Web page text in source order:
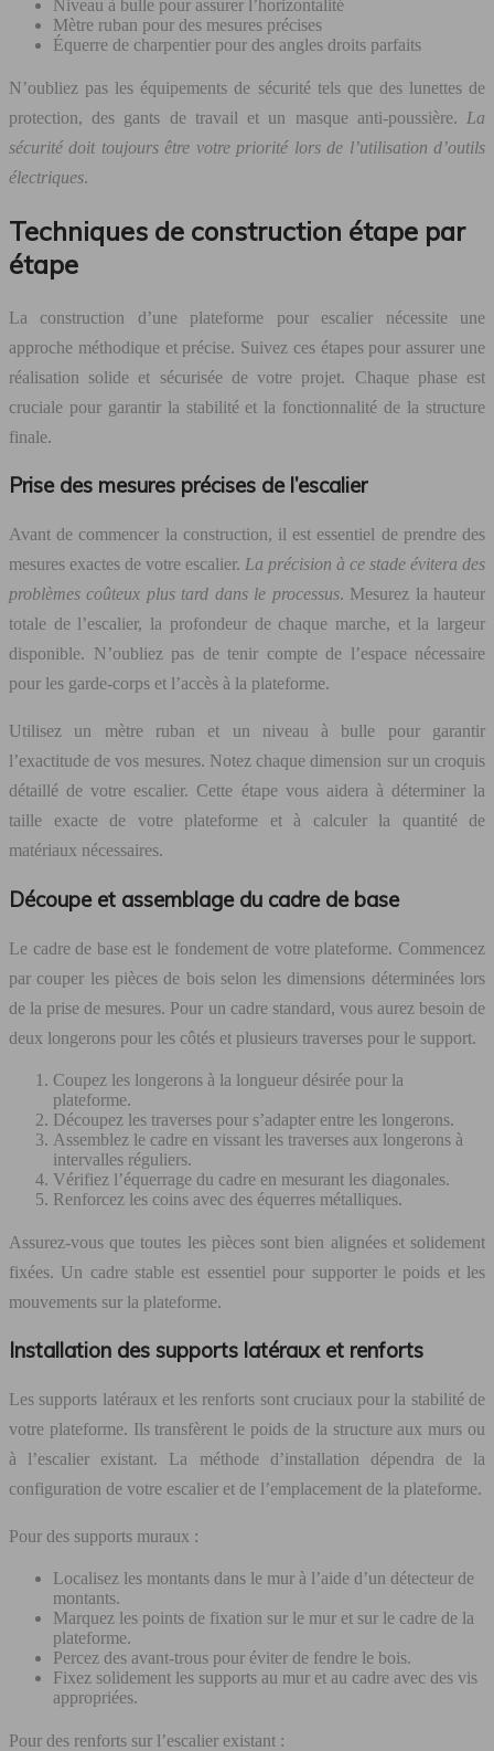
Niveau à bulle pour assurer l’horizontalité
Mètre ruban pour des mesures précises
Équerre de charpentier pour des angles droits parfaits
N’oubliez pas les équipements de sécurité tels que des lunettes de
protection, des gants de travail et un masque anti-poussière. La
sécurité doit toujours être votre priorité lors de l’utilisation d’outils
électriques.
Techniques de construction étape par
étape
La construction d’une plateforme pour escalier nécessite une
approche méthodique et précise. Suivez ces étapes pour assurer une
réalisation solide et sécurisée de votre projet. Chaque phase est
cruciale pour garantir la stabilité et la fonctionnalité de la structure
finale.
Prise des mesures précises de l’escalier
Avant de commencer la construction, il est essentiel de prendre des
mesures exactes de votre escalier. La précision à ce stade évitera des
problèmes coûteux plus tard dans le processus. Mesurez la hauteur
totale de l’escalier, la profondeur de chaque marche, et la largeur
disponible. N’oubliez pas de tenir compte de l’espace nécessaire
pour les garde-corps et l’accès à la plateforme.
Utilisez un mètre ruban et un niveau à bulle pour garantir
l’exactitude de vos mesures. Notez chaque dimension sur un croquis
détaillé de votre escalier. Cette étape vous aidera à déterminer la
taille exacte de votre plateforme et à calculer la quantité de
matériaux nécessaires.
Découpe et assemblage du cadre de base
Le cadre de base est le fondement de votre plateforme. Commencez
par couper les pièces de bois selon les dimensions déterminées lors
de la prise de mesures. Pour un cadre standard, vous aurez besoin de
deux longerons pour les côtés et plusieurs traverses pour le support.
Coupez les longerons à la longueur désirée pour la
plateforme.
Découpez les traverses pour s’adapter entre les longerons.
Assemblez le cadre en vissant les traverses aux longerons à
intervalles réguliers.
Vérifiez l’équerrage du cadre en mesurant les diagonales.
Renforcez les coins avec des équerres métalliques.
Assurez-vous que toutes les pièces sont bien alignées et solidement
fixées. Un cadre stable est essentiel pour supporter le poids et les
mouvements sur la plateforme.
Installation des supports latéraux et renforts
Les supports latéraux et les renforts sont cruciaux pour la stabilité de
votre plateforme. Ils transfèrent le poids de la structure aux murs ou
à l’escalier existant. La méthode d’installation dépendra de la
configuration de votre escalier et de l’emplacement de la plateforme.
Pour des supports muraux :
Localisez les montants dans le mur à l’aide d’un détecteur de
montants.
Marquez les points de fixation sur le mur et sur le cadre de la
plateforme.
Percez des avant-trous pour éviter de fendre le bois.
Fixez solidement les supports au mur et au cadre avec des vis
appropriées.
Pour des renforts sur l’escalier existant :